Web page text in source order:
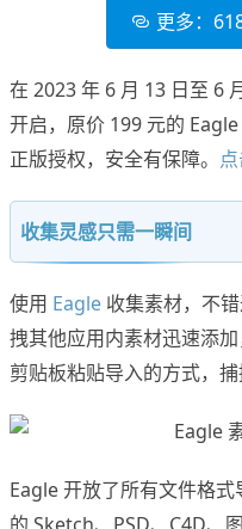
更多：
在 2023 年 6 月 13 日至 6
开启，原价 199 元的
正版授权，安全有保障。
收集灵感只需一瞬间
使用 Eagle 收集素材，不
拽其他应用内素材迅速添
剪贴板粘贴导入的方式，捕
Eagle 开放了所有文件格